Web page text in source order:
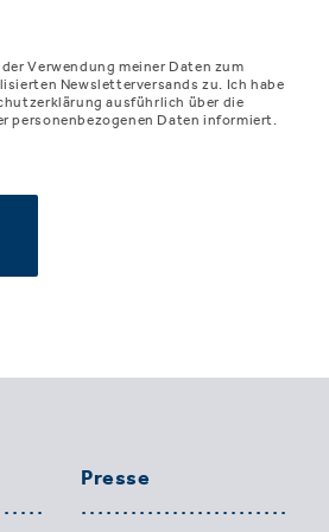
Verwendung meiner Daten zum
Newsletterversands zu. Ich habe
ausführlich über die
personenbezogenen Daten informiert.
Presse